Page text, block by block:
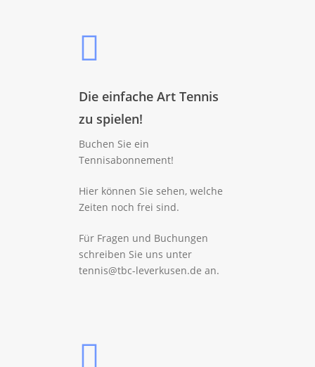
Die einfache Art Tennis
zu spielen!
Buchen Sie ein
Tennisabonnement!
Hier können Sie sehen, welche
Zeiten noch frei sind.
Für Fragen und Buchungen
schreiben Sie uns unter
tennis@tbc-leverkusen.de an.